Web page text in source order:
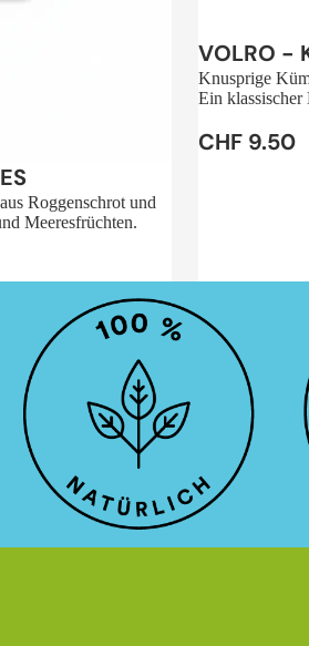
Roggenschrot und
Meeresfrüchten.
VOLRO -
Knusprige
Ein klassischer
CHF 9.50